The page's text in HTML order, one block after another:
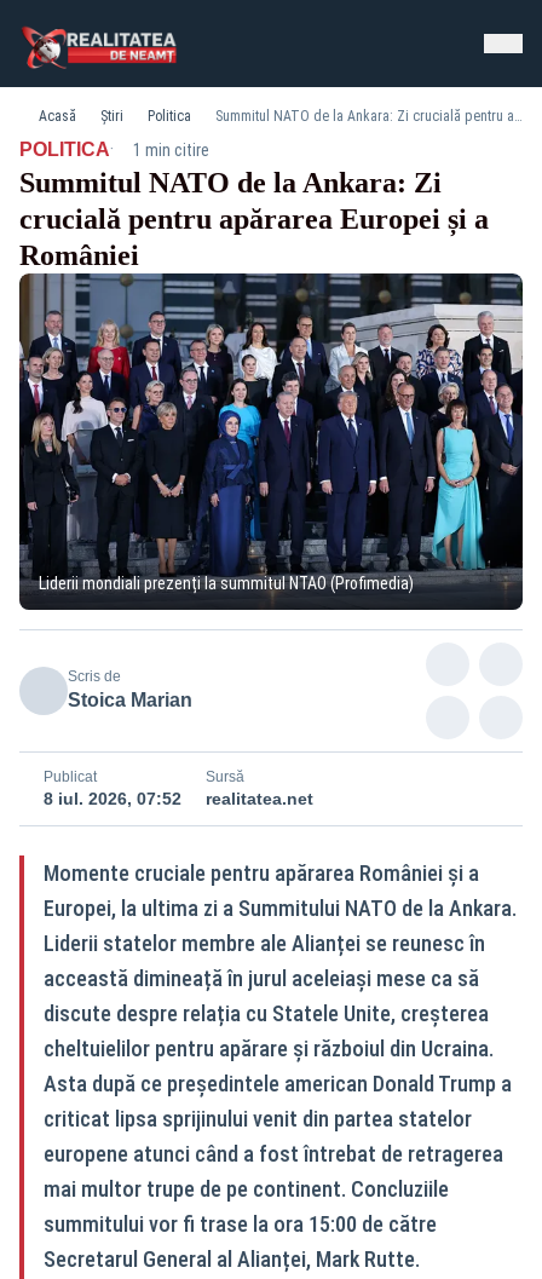
Acasă Știri Politica Summitul NATO de la Ankara: Zi crucială pentru apărarea Europei și a României
POLITICA· 1 min citire
Summitul NATO de la Ankara: Zi
crucială pentru apărarea Europei și a
României
Liderii mondiali prezenți la summitul NTAO (Profimedia)
Scris de
Stoica Marian
Publicat
8 iul. 2026, 07:52
Sursă
realitatea.net
Momente cruciale pentru apărarea României și a
Europei, la ultima zi a Summitului NATO de la Ankara.
Liderii statelor membre ale Alianței se reunesc în
acceastă dimineață în jurul aceleiași mese ca să
discute despre relația cu Statele Unite, creșterea
cheltuielilor pentru apărare și războiul din Ucraina.
Asta după ce președintele american Donald Trump a
criticat lipsa sprijinului venit din partea statelor
europene atunci când a fost întrebat de retragerea
mai multor trupe de pe continent. Concluziile
summitului vor fi trase la ora 15:00 de către
Secretarul General al Alianței, Mark Rutte.